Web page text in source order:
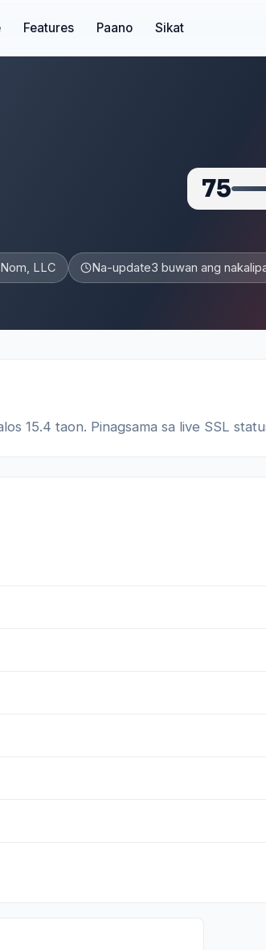
Features Paano Sikat
75
LLC Na-update3 buwan ang
15.4 taon. Pinagsama sa live SSL